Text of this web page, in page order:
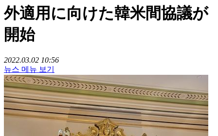
外適用に向けた韓米間協議が
開始
2022.03.02 10:56
뉴스 메뉴 보기